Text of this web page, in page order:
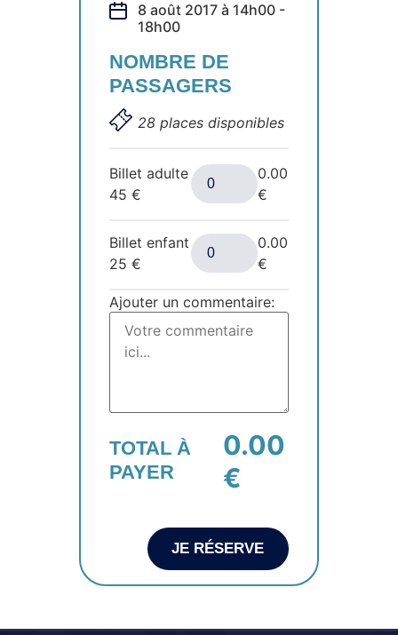
8 août 2017 à 14h00 -
18h00
NOMBRE DE
PASSAGERS
28 places disponibles
Billet adulte
45€
0.00
€
Billet enfant
25€
0.00
€
Ajouter un commentaire:
TOTAL À
PAYER
0.00
€
JE RÉSERVE